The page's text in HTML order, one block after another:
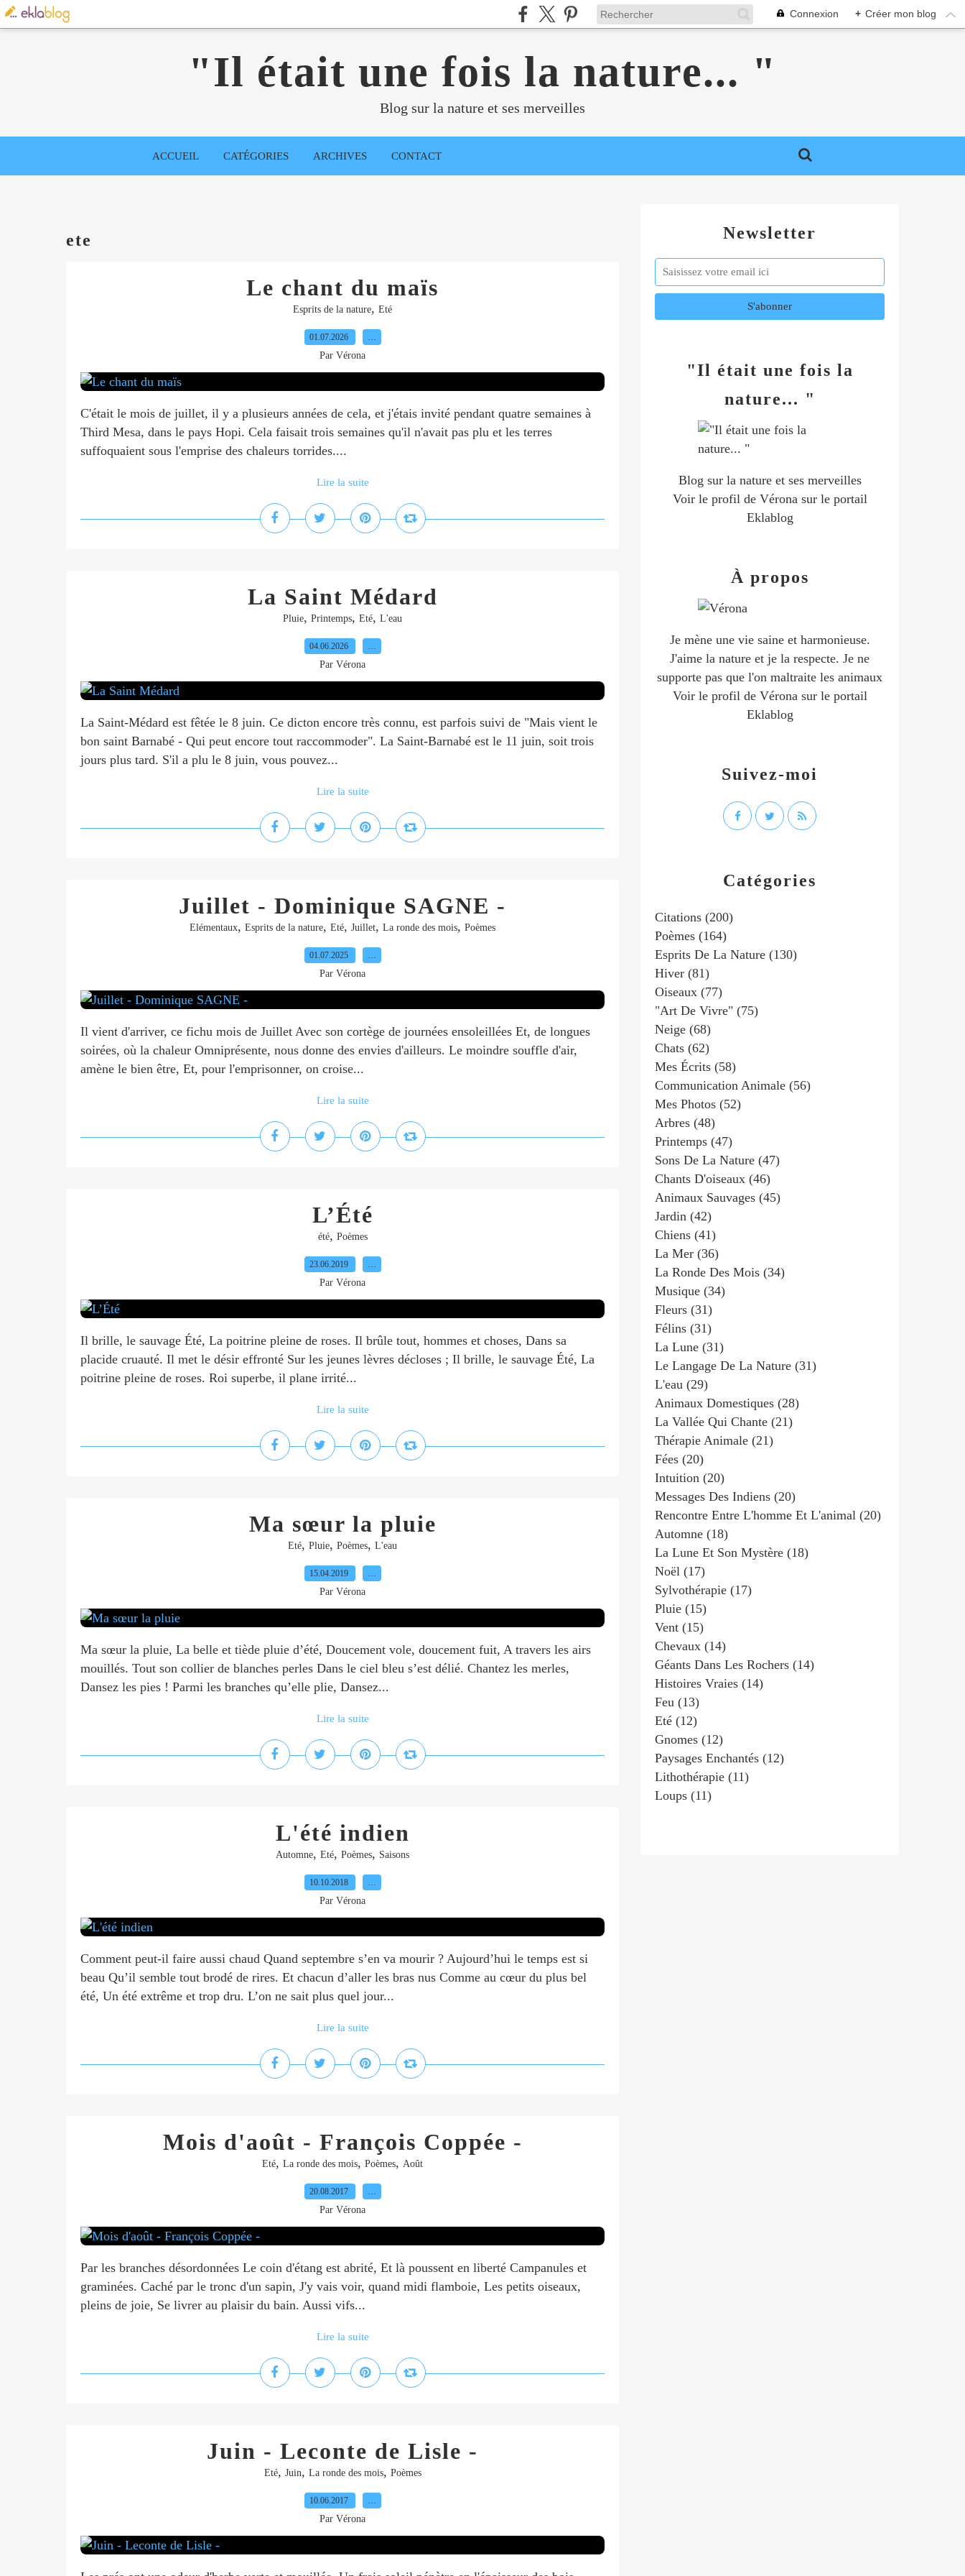
Connexion + Créer mon blog
"Il était une fois la nature... "
Blog sur la nature et ses merveilles
ACCUEIL CATÉGORIES ARCHIVES CONTACT
ete
Le chant du maïs
Esprits de la nature, Eté
01.07.2026 …
Par Vérona
C'était le mois de juillet, il y a plusieurs années de cela, et j'étais invité pendant quatre semaines à
Third Mesa, dans le pays Hopi. Cela faisait trois semaines qu'il n'avait pas plu et les terres
suffoquaient sous l'emprise des chaleurs torrides....
Lire la suite
La Saint Médard
Pluie, Printemps, Eté, L'eau
04.06.2026 …
Par Vérona
La Saint-Médard est fêtée le 8 juin. Ce dicton encore très connu, est parfois suivi de "Mais vient le
bon saint Barnabé - Qui peut encore tout raccommoder". La Saint-Barnabé est le 11 juin, soit trois
jours plus tard. S'il a plu le 8 juin, vous pouvez...
Lire la suite
Juillet - Dominique SAGNE -
Elémentaux, Esprits de la nature, Eté, Juillet, La ronde des mois, Poèmes
01.07.2025 …
Par Vérona
Il vient d'arriver, ce fichu mois de Juillet Avec son cortège de journées ensoleillées Et, de longues
soirées, où la chaleur Omniprésente, nous donne des envies d'ailleurs. Le moindre souffle d'air,
amène le bien être, Et, pour l'emprisonner, on croise...
Lire la suite
L’Été
été, Poèmes
23.06.2019 …
Par Vérona
Il brille, le sauvage Été, La poitrine pleine de roses. Il brûle tout, hommes et choses, Dans sa
placide cruauté. Il met le désir effronté Sur les jeunes lèvres décloses ; Il brille, le sauvage Été, La
poitrine pleine de roses. Roi superbe, il plane irrité...
Lire la suite
Ma sœur la pluie
Eté, Pluie, Poèmes, L'eau
15.04.2019 …
Par Vérona
Ma sœur la pluie, La belle et tiède pluie d’été, Doucement vole, doucement fuit, A travers les airs
mouillés. Tout son collier de blanches perles Dans le ciel bleu s’est délié. Chantez les merles,
Dansez les pies ! Parmi les branches qu’elle plie, Dansez...
Lire la suite
L'été indien
Automne, Eté, Poèmes, Saisons
10.10.2018 …
Par Vérona
Comment peut-il faire aussi chaud Quand septembre s’en va mourir ? Aujourd’hui le temps est si
beau Qu’il semble tout brodé de rires. Et chacun d’aller les bras nus Comme au cœur du plus bel
été, Un été extrême et trop dru. L’on ne sait plus quel jour...
Lire la suite
Mois d'août - François Coppée -
Eté, La ronde des mois, Poèmes, Août
20.08.2017 …
Par Vérona
Par les branches désordonnées Le coin d'étang est abrité, Et là poussent en liberté Campanules et
graminées. Caché par le tronc d'un sapin, J'y vais voir, quand midi flamboie, Les petits oiseaux,
pleins de joie, Se livrer au plaisir du bain. Aussi vifs...
Lire la suite
Juin - Leconte de Lisle -
Eté, Juin, La ronde des mois, Poèmes
10.06.2017 …
Par Vérona
Newsletter
Catégories
Citations (200)
Poèmes (164)
Esprits De La Nature (130)
Hiver (81)
Oiseaux (77)
"art De Vivre" (75)
Neige (68)
Chats (62)
Mes Écrits (58)
Communication Animale (56)
Mes Photos (52)
Arbres (48)
Printemps (47)
Sons De La Nature (47)
Chants D'oiseaux (46)
Animaux Sauvages (45)
Jardin (42)
Chiens (41)
La Mer (36)
La Ronde Des Mois (34)
Musique (34)
Fleurs (31)
Félins (31)
La Lune (31)
Le Langage De La Nature (31)
L'eau (29)
Animaux Domestiques (28)
La Vallée Qui Chante (21)
Thérapie Animale (21)
Fées (20)
Intuition (20)
Messages Des Indiens (20)
Rencontre Entre L'homme Et L'animal (20)
Automne (18)
La Lune Et Son Mystère (18)
Noël (17)
Sylvothérapie (17)
Pluie (15)
Vent (15)
Chevaux (14)
Géants Dans Les Rochers (14)
Histoires Vraies (14)
Feu (13)
Eté (12)
Gnomes (12)
Paysages Enchantés (12)
Lithothérapie (11)
Loups (11)
"Il était une fois la
nature... "
Blog sur la nature et ses merveilles
Voir le profil de Véronasur le portail
Eklablog
Suivez-moi
À propos
Je mène une vie saine et harmonieuse.
J'aime la nature et je la respecte. Je ne
supporte pas que l'on maltraite les animaux
Voir le profil de Véronasur le portail
Eklablog